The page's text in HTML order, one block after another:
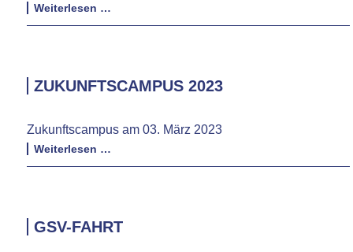
Weiterlesen …
Graefe
ZUKUNFTSCAMPUS 2023
Zukunftscampus am 03. März 2023
Weiterlesen …
2023
GSV-FAHRT